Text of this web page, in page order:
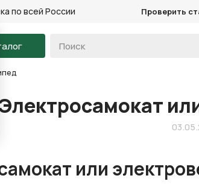
по всей России Проверить
или